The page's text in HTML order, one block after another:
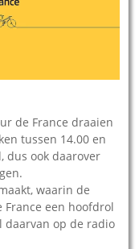
de France draaien
tussen 14.00 en
dus ook daarover
waarin de
France een hoofdrol
daarvan op de radio